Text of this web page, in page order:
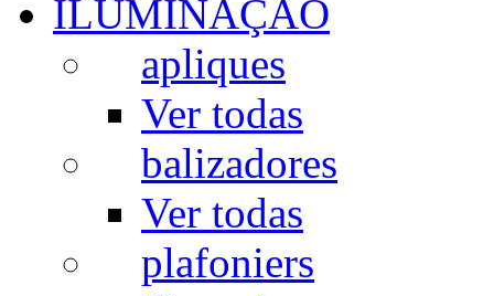
ILUMINAÇÃO
apliques
Ver todas
balizadores
Ver todas
plafoniers